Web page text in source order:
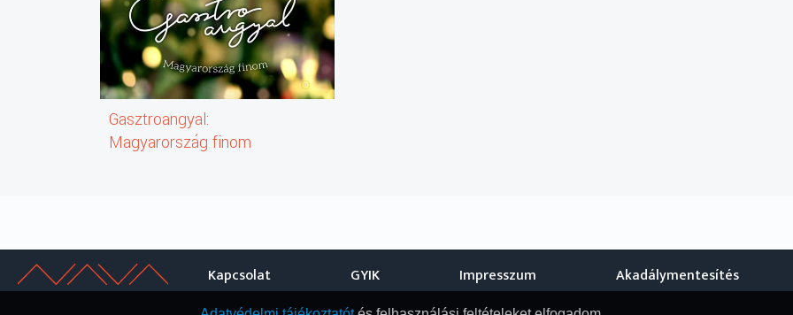
Gasztroangyal:
Magyarország finom
Kapcsolat GYIK Impresszum Akadálymentesítés